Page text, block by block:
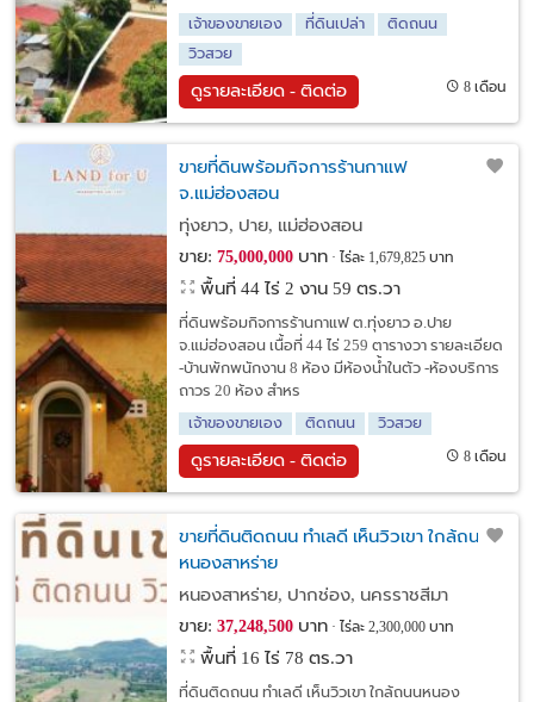
เจ้าของขายเอง ที่ดินเปล่า
ติดถนน
วิวสวย
ดูรายละเอียด - ติดต่อ 8 เดือน
ขายที่ดินพร้อมกิจการร้านกาแฟ
จ.แม่ฮ่องสอน
ทุ่งยาว, ปาย, แม่ฮ่องสอน
ขาย: 75,000,000บาท ไร่ละ 1,679,825 บาท
พื้นที่ 44 ไร่ 2 งาน 59 ตร.วา
ที่ดินพร้อมกิจการร้านกาแฟ ต.ทุ่งยาว อ.ปาย
จ.แม่ฮ่องสอน เนื้อที่ 44 ไร่ 259 ตารางวา รายละเอียด
-บ้านพักพนักงาน 8 ห้อง มีห้องน้ำในตัว -ห้องบริการ
ถาวร 20 ห้อง สำหร
เจ้าของขายเอง
ติดถนน วิวสวย
ดูรายละเอียด - ติดต่อ 8 เดือน
ขายที่ดินติดถนน ทำเลดี เห็นวิวเขา ใกล้ถนน
หนองสาหร่าย
หนองสาหร่าย, ปากช่อง, นครราชสีมา
ขาย: 37,248,500บาท ไร่ละ 2,300,000 บาท
พื้นที่ 16 ไร่ 78 ตร.วา
ที่ดินติดถนน ทำเลดี เห็นวิวเขา ใกล้ถนนหนอง